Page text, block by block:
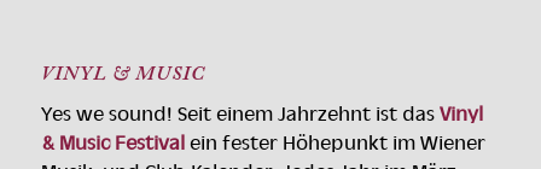
VINYL & MUSIC
Yes we sound! Seit einem Jahrzehnt ist das Vinyl
& Music Festival ein fester Höhepunkt im Wiener